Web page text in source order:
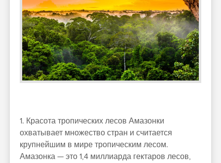
1. Красота тропических лесов Амазонки
охватывает множество стран и считается
крупнейшим в мире тропическим лесом.
Амазонка — это 1,4 миллиарда гектаров лесов,